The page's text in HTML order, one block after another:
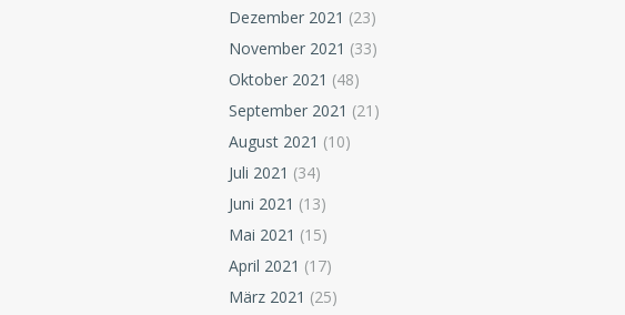
Dezember 2021 (23)
November 2021 (33)
Oktober 2021 (48)
September 2021 (21)
August 2021 (10)
Juli 2021 (34)
Juni 2021 (13)
Mai 2021 (15)
April 2021 (17)
März 2021 (25)